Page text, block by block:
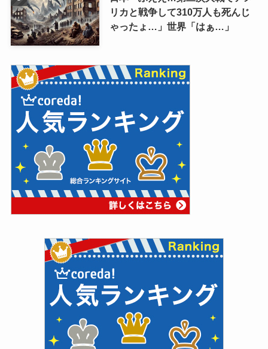
リカと戦争して310万人も死んじ
ゃったょ…」世界「はぁ…」